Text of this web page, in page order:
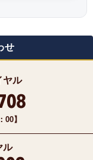
せ
ヤル
00】
ル